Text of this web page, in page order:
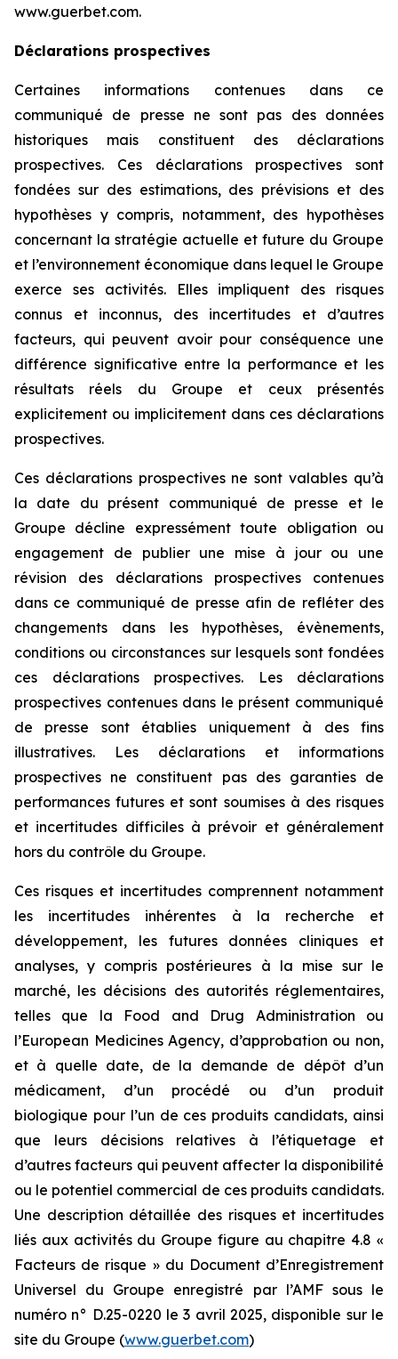
www.guerbet.com.
Déclarations prospectives
Certaines informations contenues dans ce
communiqué de presse ne sont pas des données
historiques mais constituent des déclarations
prospectives. Ces déclarations prospectives sont
fondées sur des estimations, des prévisions et des
hypothèses y compris, notamment, des hypothèses
concernant la stratégie actuelle et future du Groupe
et l’environnement économique dans lequel le Groupe
exerce ses activités. Elles impliquent des risques
connus et inconnus, des incertitudes et d’autres
facteurs, qui peuvent avoir pour conséquence une
différence significative entre la performance et les
résultats réels du Groupe et ceux présentés
explicitement ou implicitement dans ces déclarations
prospectives.
Ces déclarations prospectives ne sont valables qu’à
la date du présent communiqué de presse et le
Groupe décline expressément toute obligation ou
engagement de publier une mise à jour ou une
révision des déclarations prospectives contenues
dans ce communiqué de presse afin de refléter des
changements dans les hypothèses, évènements,
conditions ou circonstances sur lesquels sont fondées
ces déclarations prospectives. Les déclarations
prospectives contenues dans le présent communiqué
de presse sont établies uniquement à des fins
illustratives. Les déclarations et informations
prospectives ne constituent pas des garanties de
performances futures et sont soumises à des risques
et incertitudes difficiles à prévoir et généralement
hors du contrôle du Groupe.
Ces risques et incertitudes comprennent notamment
les incertitudes inhérentes à la recherche et
développement, les futures données cliniques et
analyses, y compris postérieures à la mise sur le
marché, les décisions des autorités réglementaires,
telles que la Food and Drug Administration ou
l’European Medicines Agency, d’approbation ou non,
et à quelle date, de la demande de dépôt d’un
médicament, d’un procédé ou d’un produit
biologique pour l’un de ces produits candidats, ainsi
que leurs décisions relatives à l’étiquetage et
d’autres facteurs qui peuvent affecter la disponibilité
ou le potentiel commercial de ces produits candidats.
Une description détaillée des risques et incertitudes
liés aux activités du Groupe figure au chapitre 4.8 «
Facteurs de risque » du Document d’Enregistrement
Universel du Groupe enregistré par l’AMF sous le
numéro n° D.25-0220 le 3 avril 2025, disponible sur le
site du Groupe (www.guerbet.com)